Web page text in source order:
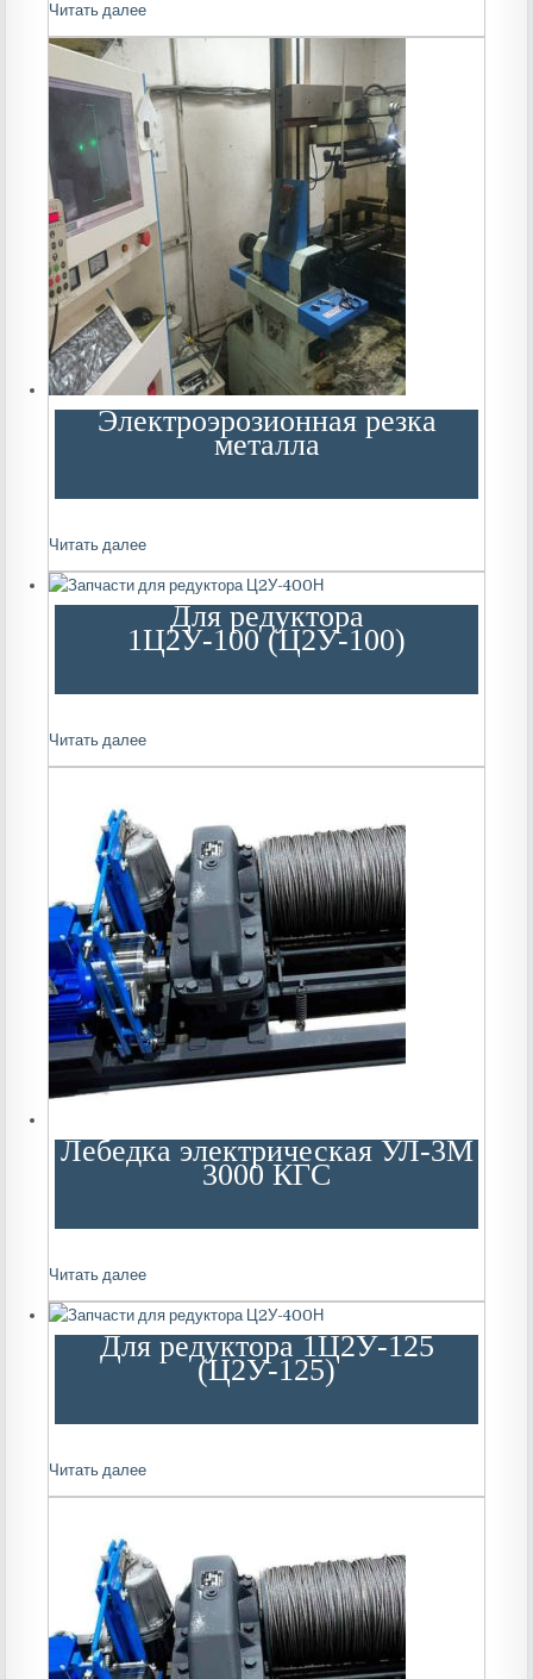
Читать далее
Электроэрозионная резка
металла
Читать далее
Для редуктора
1Ц2У-100 (Ц2У-100)
Читать далее
Лебедка электрическая УЛ-3М
3000 КГС
Читать далее
Для редуктора 1Ц2У-125
(Ц2У-125)
Читать далее